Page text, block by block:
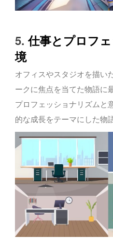
5.仕事とプロフ
境
オフィスやスタジオを描い
ークに焦点を当てた物語に
プロフェッショナリズムと
的な成長をテーマにした物